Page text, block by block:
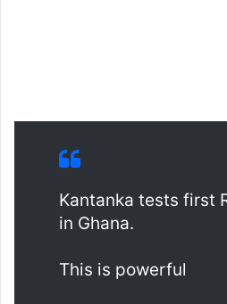
Kantanka tests first
in Ghana.
This is powerful